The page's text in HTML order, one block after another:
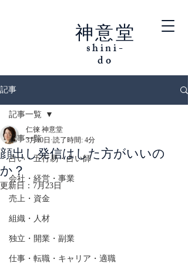
神意堂
shini-
do
記事
記事一覧
占い・五行易・占い師
会社・経営・事業
売上・資金
組織・人材
独立・開業・副業
仕事・転職・キャリア・適職
記事一覧
顔出し発信はした方がいいの
か？
仁徠 神意堂
3月10日 読了時間: 4分
更新日： 7月23日